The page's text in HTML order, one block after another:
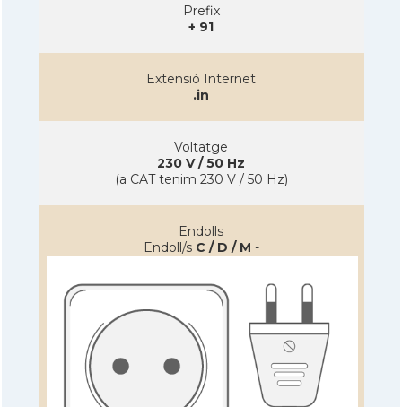
Prefix
+ 91
Extensió Internet
.in
Voltatge
230 V / 50 Hz
(a CAT tenim 230 V / 50 Hz)
Endolls
Endoll/s C / D / M -